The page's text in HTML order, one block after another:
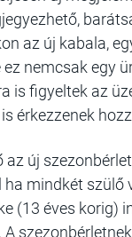
az új kabala,
ez nemcsak egy
is figyeltek az
érkezzenek
az új
ha mindkét szülő
(13 éves korig)